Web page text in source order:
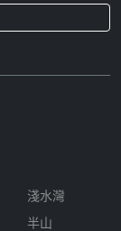
淺水灣
半山